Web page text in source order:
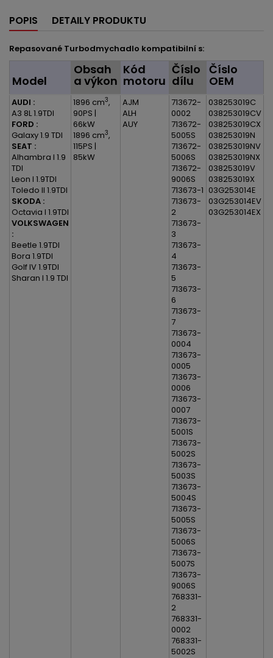
POPIS DETAILY PRODUKTU
Repasované Turbodmychadlo kompatibilní s:
Model
Obsah
a výkon
Kód
motoru
Číslo
dílu
Číslo
OEM
AUDI :
A3 8L 1.9TDI
FORD :
Galaxy 1.9 TDI
SEAT :
Alhambra I 1.9
TDI
Leon I 1.9TDI
Toledo II 1.9TDI
SKODA :
Octavia I 1.9TDI
VOLKSWAGEN
:
Beetle 1.9TDI
Bora 1.9TDI
Golf IV 1.9TDI
Sharan I 1.9 TDI
1896 cm3,
90PS |
66kW
1896 cm3,
115PS |
85kW
AJM
ALH
AUY
713672-
0002
713672-
5005S
713672-
5006S
713672-
9006S
713673-1
713673-
2
713673-
3
713673-
4
713673-
5
713673-
6
713673-
7
713673-
0004
713673-
0005
713673-
0006
713673-
0007
713673-
5001S
713673-
5002S
713673-
5003S
713673-
5004S
713673-
5005S
713673-
5006S
713673-
5007S
713673-
9006S
768331-
2
768331-
0002
768331-
5002S
038253019C
038253019CV
038253019CX
038253019N
038253019NV
038253019NX
038253019V
038253019X
03G253014E
03G253014EV
03G253014EX